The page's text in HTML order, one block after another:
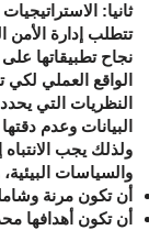
ثانيا: الاستراتيجيات
تتطلب إدارة الأمن
نجاح تطبيقاتها
الواقع العملي لكي
النظريات التي
البيانات وعدم
ولذلك يجب
والسياسات
أن تكون مرنة
أن تكون أهدافها